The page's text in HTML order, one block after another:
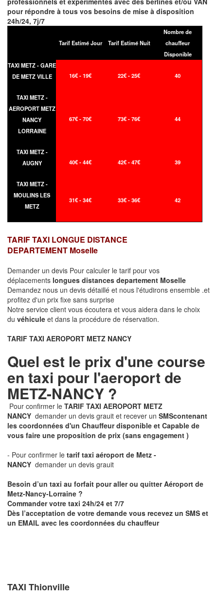
pour répondre à tous vos besoins de mise à disposition
24h/24, 7j/7
Tarif Estimé Jour Tarif Estimé Nuit
Nombre de
chauffeur
Disponible
TAXI METZ - GARE
DE METZ VILLE
16€ - 19€ 22€ - 25€ 40
TAXI METZ -
AEROPORT METZ
NANCY
LORRAINE
67€ - 70€ 73€ - 76€ 44
TAXI METZ -
AUGNY
40€ - 44€ 42€ - 47€ 39
TAXI METZ -
MOULINS LES
METZ
31€ - 34€ 33€ - 36€ 42
TARIF TAXI LONGUE DISTANCE
DEPARTEMENT Moselle
Demander un devis Pour calculer le tarif pour vos
déplacements longues distances departement Moselle
Demandez nous un devis détaillé et nous l'étudirons ensemble .et
profitez d'un prix fixe sans surprise
Notre service client vous écoutera et vous aidera dans le choix
du véhicule et dans la procédure de réservation.
TARIF TAXI AEROPORT METZ NANCY
Quel est le prix d'une course
en taxi pour l'aeroport de
METZ-NANCY ?
Pour confirmer le TARIF TAXI AEROPORT METZ
NANCY demander un devis grauit et recever un SMScontenant
les coordonnées d'un Chauffeur disponible et Capable de
vous faire une proposition de prix (sans engagement )
- Pour confirmer le tarif taxi aéroport de Metz -
NANCY demander un devis grauit
Besoin d’un taxi au forfait pour aller ou quitter Aéroport de
Metz-Nancy-Lorraine ?
Commander votre taxi 24h/24 et 7/7
Dès l’acceptation de votre demande vous recevez un SMS et
un EMAIL avec les coordonnées du chauffeur
TAXI Thionville